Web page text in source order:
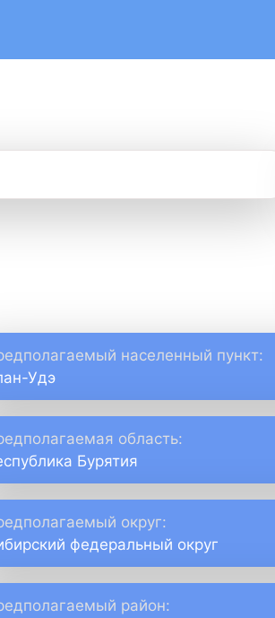
населенный пункт:
Удэ
область:
Бурятия
округ:
федеральный округ
район: